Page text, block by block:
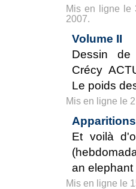
Mis en ligne le
2007.
Volume II
Dessin
Crécy
Le poids
Mis en ligne le
Et voilà
an elephant
Mis en ligne le